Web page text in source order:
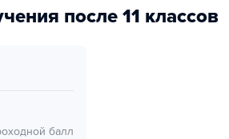
после 11 классов
балл